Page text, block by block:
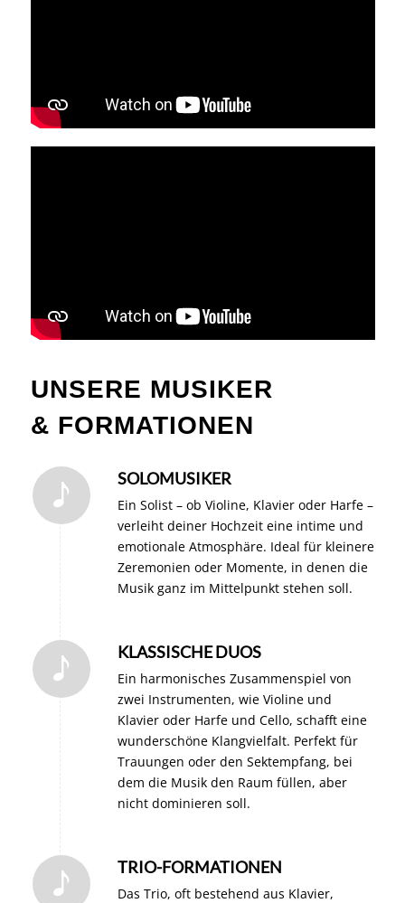
UNSERE MUSIKER
& FORMATIONEN
SOLOMUSIKER
Ein Solist – ob Violine, Klavier oder Harfe –
verleiht deiner Hochzeit eine intime und
emotionale Atmosphäre. Ideal für kleinere
Zeremonien oder Momente, in denen die
Musik ganz im Mittelpunkt stehen soll.
KLASSISCHE DUOS
Ein harmonisches Zusammenspiel von
zwei Instrumenten, wie Violine und
Klavier oder Harfe und Cello, schafft eine
wunderschöne Klangvielfalt. Perfekt für
Trauungen oder den Sektempfang, bei
dem die Musik den Raum füllen, aber
nicht dominieren soll.
TRIO-FORMATIONEN
Das Trio, oft bestehend aus Klavier,